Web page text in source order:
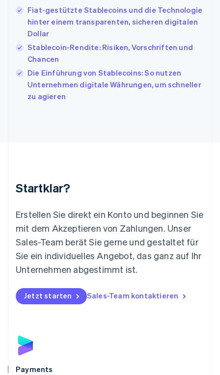
Fiat-gestützte Stablecoins und die Technologie
hinter einem transparenten, sicheren digitalen
Dollar
Stablecoin-Rendite: Risiken, Vorschriften und
Chancen
Die Einführung von Stablecoins: So nutzen
Unternehmen digitale Währungen, um schneller
zu agieren
Startklar?
Erstellen Sie direkt ein Konto und beginnen Sie
mit dem Akzeptieren von Zahlungen. Unser
Sales-Team berät Sie gerne und gestaltet für
Sie ein individuelles Angebot, das ganz auf Ihr
Unternehmen abgestimmt ist.
Jetzt starten Sales-Team kontaktieren
Payments
Japan
日本語 English
English
Kroatien
EnglishItaliano
English
Liechtenstein
DeutschEnglish
Mexiko
English
Niederlande
Nederlands English
Norwegen
English
Österreich
Polen
English
Portugal
Schweden
Schweiz